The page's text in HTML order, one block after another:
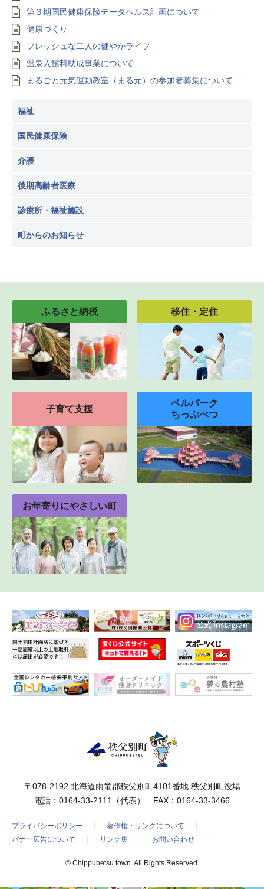
第３期国民健康保険データヘルス計画について
健康づくり
フレッシュな二人の健やかライフ
温泉入館料助成事業について
まるごと元気運動教室（まる元）の参加者募集について
福祉
国民健康保険
介護
後期高齢者医療
診療所・福祉施設
町からのお知らせ
ふるさと納税 移住・定住
子育て支援
ベルパーク
ちっぷべつ
お年寄りにやさしい町
〒078-2192 北海道雨竜郡秩父別町4101番地 秩父別町役場
電話： 0164-33-2111 （代表） FAX：0164-33-3466
プライバシーポリシー
著作権・リンクについて
バナー広告について
リンク集 お問い合わせ
© Chippubetsu town. All Rights Reserved.